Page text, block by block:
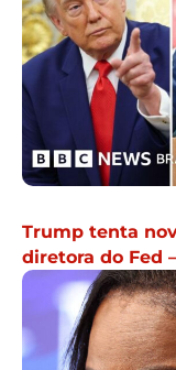
Trump tenta
diretora do Fed